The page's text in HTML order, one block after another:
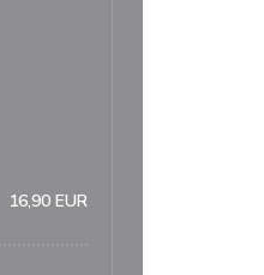
16,90 EUR